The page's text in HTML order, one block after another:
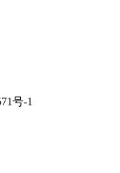
号-1